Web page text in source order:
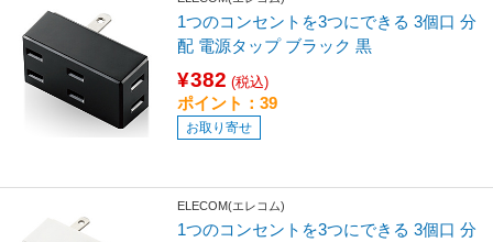
1つのコンセントを3つにできる 3個口 分
配 電源タップ ブラック 黒
¥382 (税込)
ポイント：39
お取り寄せ
ELECOM(エレコム)
1つのコンセントを3つにできる 3個口 分